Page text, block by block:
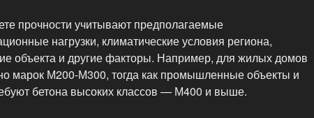
прочности учитывают предполагаемые
нагрузки, климатические условия региона,
объекта и другие факторы. Например, для жилых домов
марок М200-М300, тогда как промышленные объекты и
бетона высоких классов — М400 и выше.